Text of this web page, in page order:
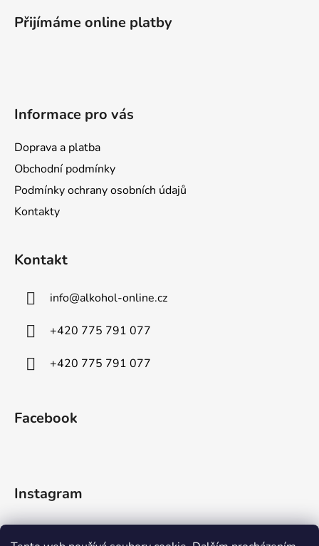
í
p
u
Přijímáme online platby
Informace pro vás
Doprava a platba
Obchodní podmínky
Podmínky ochrany osobních údajů
Kontakty
Kontakt
info@alkohol-online.cz
+420 775 791 077
+420 775 791 077
Facebook
Instagram